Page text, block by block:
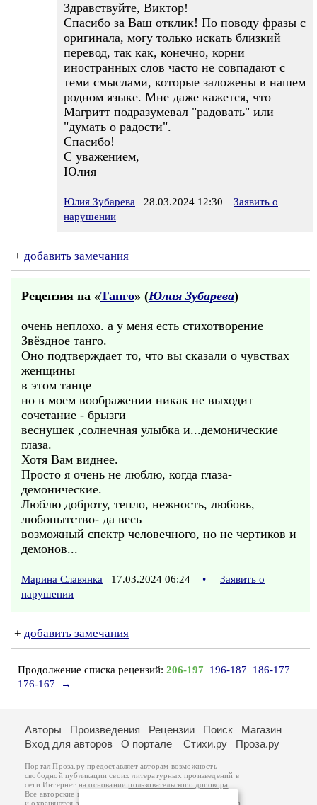
Здравствуйте, Виктор!
Спасибо за Ваш отклик! По поводу фразы с
оригинала, могу только искать близкий
перевод, так как, конечно, корни
иностранных слов часто не совпадают с
теми смыслами, которые заложены в нашем
родном языке. Мне даже кажется, что
Магритт подразумевал "радовать" или
"думать о радости".
Спасибо!
С уважением,
Юлия
Юлия Зубарева 28.03.2024 12:30
Заявить о
нарушении
+ добавить замечания
Рецензия на «Танго» (Юлия Зубарева)
очень неплохо. а у меня есть стихотворение
Звёздное танго.
Оно подтверждает то, что вы сказали о чувствах
женщины
в этом танце
но в моем воображении никак не выходит
сочетание - брызги
веснушек ,солнечная улыбка и...демонические
глаза.
Хотя Вам виднее.
Просто я очень не люблю, когда глаза-
демонические.
Люблю доброту, тепло, нежность, любовь,
любопытство- да весь
возможный спектр человечного, но не чертиков и
демонов...
Марина Славянка 17.03.2024 06:24 •
Заявить о
нарушении
+ добавить замечания
Продолжение списка рецензий: 206-197 196-187
186-177
176-167
→
Авторы Произведения Рецензии Поиск
Магазин
Вход для авторов
О портале Стихи.ру Проза.ру
Портал Проза.ру предоставляет авторам возможность
свободной публикации своих литературных произведений в
сети Интернет на основаниипользовательского договора
Все авторские права на произведения принадлежат авторам
и охраняются законом . Перепечатка произведений возможна